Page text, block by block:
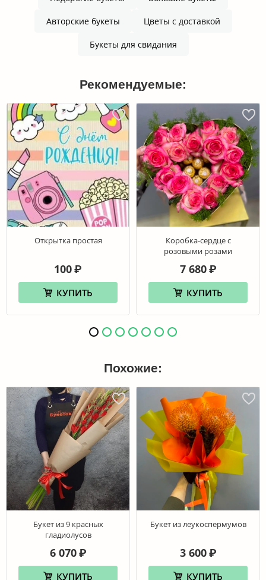
Авторские букеты Цветы с доставкой
Букеты для свидания
Рекомендуемые:
Открытка простая
100₽
КУПИТЬ
Коробка-сердце с
розовыми розами
7 680 ₽
КУПИТЬ
Похожие:
Букет из 9 красных
гладиолусов
6 070 ₽
КУПИТЬ
Букет из леукоспермумов
3 600 ₽
КУПИТЬ